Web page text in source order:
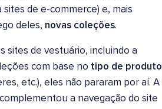
de e-commerce) e, mais
deles, novas coleções.
sites de vestuário, incluindo a
com base no tipo de produto
etc.), eles não pararam por aí. A
a navegação do site